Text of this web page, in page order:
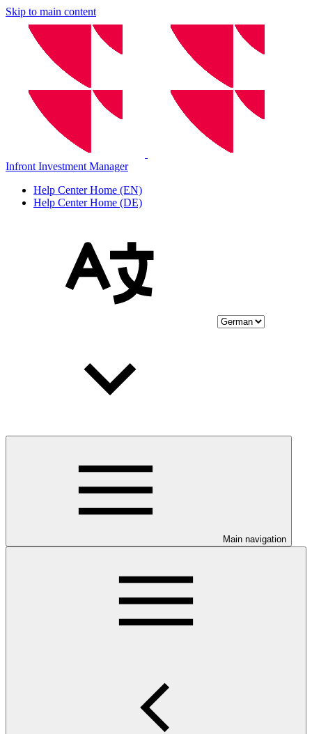
Skip to main content
Infront Investment Manager
Help Center Home (EN)
Help Center Home (DE)
Main navigation